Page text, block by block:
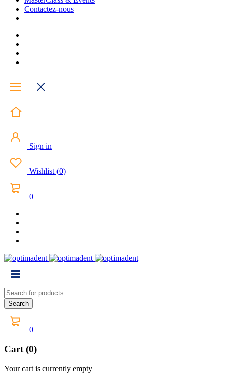
Contactez-nous
Sign in
Wishlist (0)
0
0
Cart (0)
Your cart is currently empty